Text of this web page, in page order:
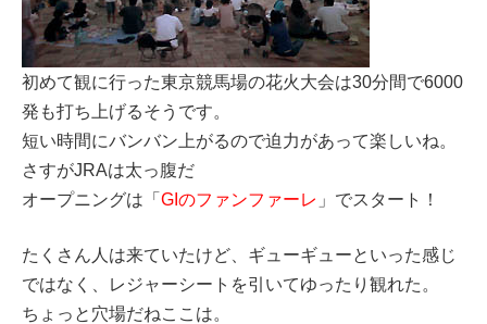
初めて観に行った東京競馬場の花火大会は30分間で6000
発も打ち上げるそうです。
短い時間にバンバン上がるので迫力があって楽しいね。
さすがJRAは太っ腹だ
オープニングは「 GIのファンファーレ 」でスタート！
たくさん人は来ていたけど、ギューギューといった感じ
ではなく、レジャーシートを引いてゆったり観れた。
ちょっと穴場だねここは。